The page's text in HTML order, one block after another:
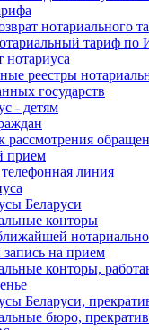
нотариального
тариф по
нотариуса
реестры
государств
- детям
рассмотрения
прием
линия
Беларуси
конторы
на прием
конторы,
Беларуси,
бюро,